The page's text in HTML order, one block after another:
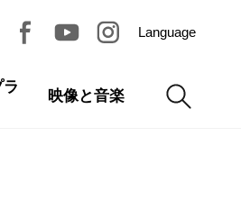
Language
映像と音楽